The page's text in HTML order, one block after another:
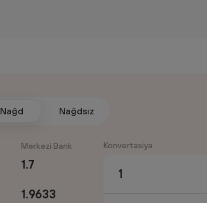
Nağd Nağdsız
Mərkəzi Bank
1.7
1.9633
Konvertasiya